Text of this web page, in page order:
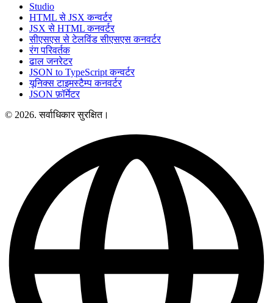
Studio
HTML से JSX कन्वर्टर
JSX से HTML कनवर्टर
सीएसएस से टेलविंड सीएसएस कनवर्टर
रंग परिवर्तक
ढाल जनरेटर
JSON to TypeScript कन्वर्टर
यूनिक्स टाइमस्टैम्प कनवर्टर
JSON फ़ॉर्मेटर
© 2026. सर्वाधिकार सुरक्षित।